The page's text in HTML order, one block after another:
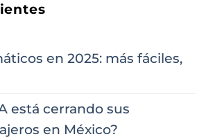
en 2025: más fáciles,
está cerrando sus
en México?